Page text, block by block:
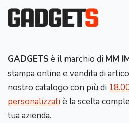
GADGETS è il marchio di MM
stampa online e vendita di
nostro catalogo con più di
personalizzatiè la scelta
tua azienda.